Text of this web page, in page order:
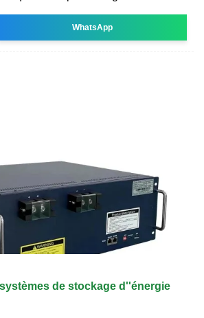
WhatsApp
de stockage d''énergie